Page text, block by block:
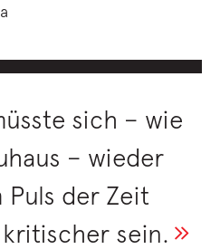
sich – wie
– wieder
Puls der Zeit
sein.